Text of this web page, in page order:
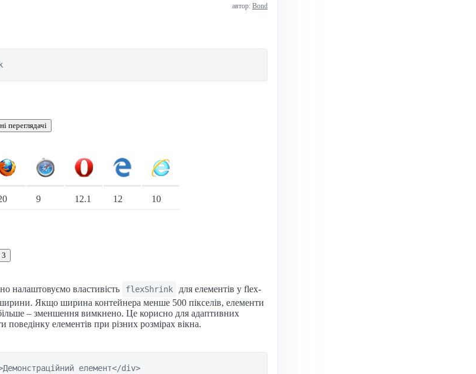
автор: Bond
переглядачі
9 12.1 12 10
3
налаштовуємо властивість flexShrink
для елементів у flex-
Якщо ширина контейнера менше 500 пікселів, елементи
– зменшення вимкнено. Це корисно для адаптивних
поведінку елементів при різних розмірах вікна.
елемент</div>